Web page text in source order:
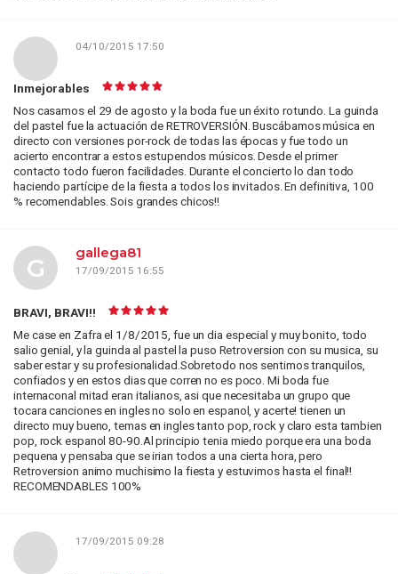
04/10/2015 17:50
Inmejorables
Nos casamos el 29 de agosto y la boda fue un éxito rotundo. La guinda
del pastel fue la actuación de RETROVERSIÓN. Buscábamos música en
directo con versiones por-rock de todas las épocas y fue todo un
acierto encontrar a estos estupendos músicos. Desde el primer
contacto todo fueron facilidades. Durante el concierto lo dan todo
haciendo partícipe de la fiesta a todos los invitados. En definitiva, 100
% recomendables. Sois grandes chicos!!
gallega81
17/09/2015 16:55
G
BRAVI, BRAVI!!
Me case en Zafra el 1/8/2015, fue un dia especial y muy bonito, todo
salio genial, y la guinda al pastel la puso Retroversion con su musica, su
saber estar y su profesionalidad.Sobretodo nos sentimos tranquilos,
confiados y en estos dias que corren no es poco. Mi boda fue
internaconal mitad eran italianos, asi que necesitaba un grupo que
tocara canciones en ingles no solo en espanol, y acerte! tienen un
directo muy bueno, temas en ingles tanto pop, rock y claro esta tambien
pop, rock espanol 80-90.Al principio tenia miedo porque era una boda
pequena y pensaba que se irian todos a una cierta hora, pero
Retroversion animo muchisimo la fiesta y estuvimos hasta el final!!
RECOMENDABLES 100%
17/09/2015 09:28